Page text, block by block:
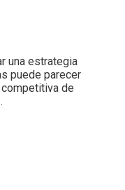
una estrategia
puede parecer
de